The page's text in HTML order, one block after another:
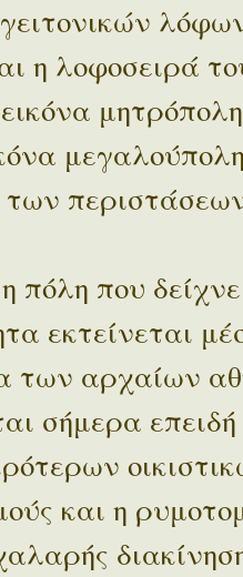
η λοφοσειρά
των
πόλη που
εκτείνεται
των αρχαίων
σήμερα
και η